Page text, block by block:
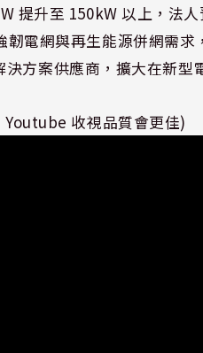
提升至 150kW 以上，法
電網與再生能源併網需
方案供應商，擴大在新型
收視品質會更佳)